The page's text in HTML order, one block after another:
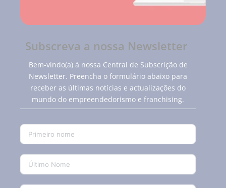
Subscreva a nossa Newsletter
Bem-vindo(a) à nossa Central de Subscrição de
Newsletter. Preencha o formulário abaixo para
receber as últimas notícias e actualizações do
mundo do empreendedorismo e franchising.